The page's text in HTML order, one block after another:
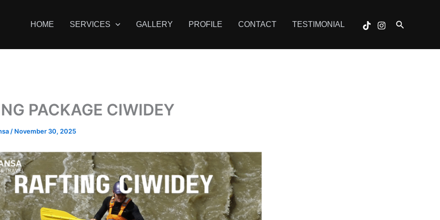
HOME SERVICES GALLERY PROFILE CONTACT TESTIMONIAL Search
PACKAGE CIWIDEY
/ November 30, 2025